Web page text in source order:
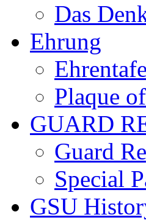
Das
Ehrung
Plaque
GUARD
Guard
Special
GSU